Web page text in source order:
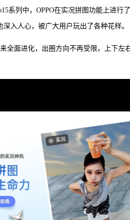
系列中，OPPO在实况拼图功能上进
入人心，被广大用户玩出了各种花样。
全面进化，出圈方向不再受限，上下